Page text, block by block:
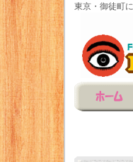
東京・御徒町